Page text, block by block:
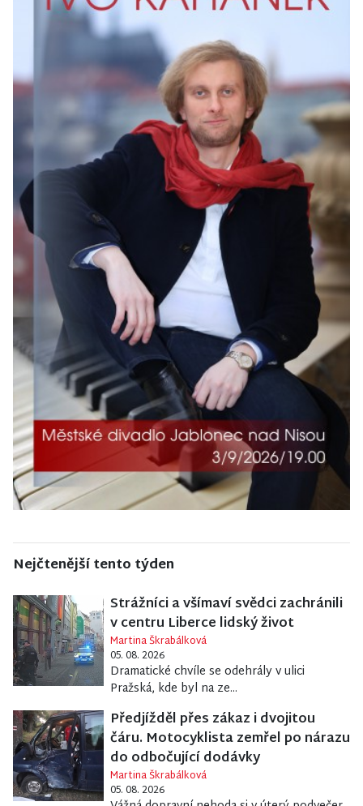
Nejčtenější tento týden
Strážníci a všímaví svědci zachránili
v centru Liberce lidský život
Martina Škrabálková
05. 08. 2026
Dramatické chvíle se odehrály v ulici
Pražská, kde byl na ze...
Předjížděl přes zákaz i dvojitou
čáru. Motocyklista zemřel po nárazu
do odbočující dodávky
Martina Škrabálková
05. 08. 2026